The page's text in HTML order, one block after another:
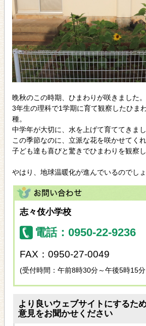
晩秋のこの時期、ひまわりが咲きました。
3年生の理科で1学期に育て観察したひま
種。
中学年が大切に、水を上げて育ててきまし
この季節なのに、立派な花を咲かせてくれ
子ども達も喜びと驚きでひまわりを観察し
やはり、地球温暖化が進んでいるのでしょ
志々伎小学校
電話：0950-22-9236
FAX：0950-27-0049
(受付時間：午前8時30分～午後5時15
より良いウェブサイトにするた
意見をお聞かせください